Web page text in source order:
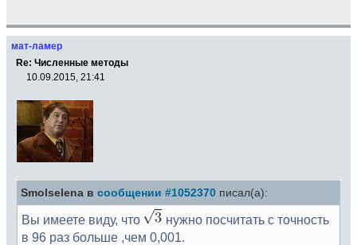
мат-ламер
Re: Численные методы
10.09.2015, 21:41
Smolselena в сообщении #1052370 писал(а):
Вы имеете виду, что
нужно посчитать с точность
в 96 раз больше ,чем 0,001.